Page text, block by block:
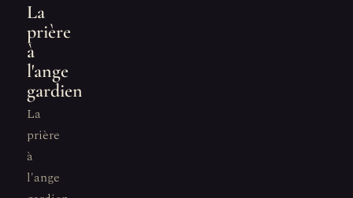
La
prière
à
l'ange
gardien
La
prière
à
l'ange